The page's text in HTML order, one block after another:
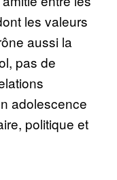
les valeurs
aussi la
pas de
adolescence
politique et